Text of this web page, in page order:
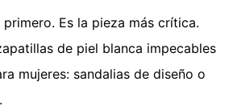
Es la pieza más crítica.
de piel blanca impecables
mujeres: sandalias de diseño o